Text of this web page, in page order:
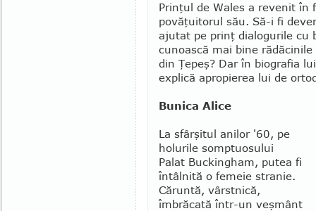
Prinţul de Wales a revenit în
povăţuitorul său. Să-i fi
ajutat pe prinţ dialogurile cu
cunoască mai bine
din Ţe­peş? Dar în biografia
explică apropierea lui de
Bunica Alice
La sfârşitul anilor '60, pe
holurile somptuosului
Palat Buckingham, putea fi
întâlnită o femeie stra­nie.
Căruntă, vârstnică,
îmbrăcată într-un veşmânt